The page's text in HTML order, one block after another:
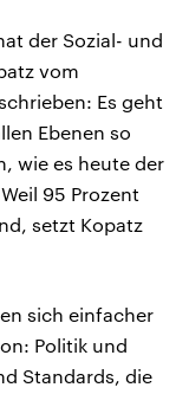
der Sozial- und
vom
Es geht
Ebenen so
wie es heute der
95 Prozent
setzt Kopatz
sich einfacher
Politik und
Standards, die